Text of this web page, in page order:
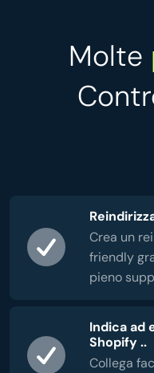
Molte
Crea un
friendly
pieno
Indica ad
Shopify ..
Collega